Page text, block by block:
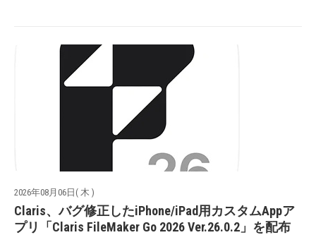
2026年08月06日( 木 )
Claris、バグ修正したiPhone/iPad用カスタムAppア
プリ「Claris FileMaker Go 2026 Ver.26.0.2」を配布